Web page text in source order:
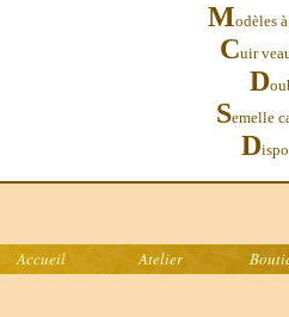
Modèles
Cuir
D
Semelle
D
Accueil Atelier